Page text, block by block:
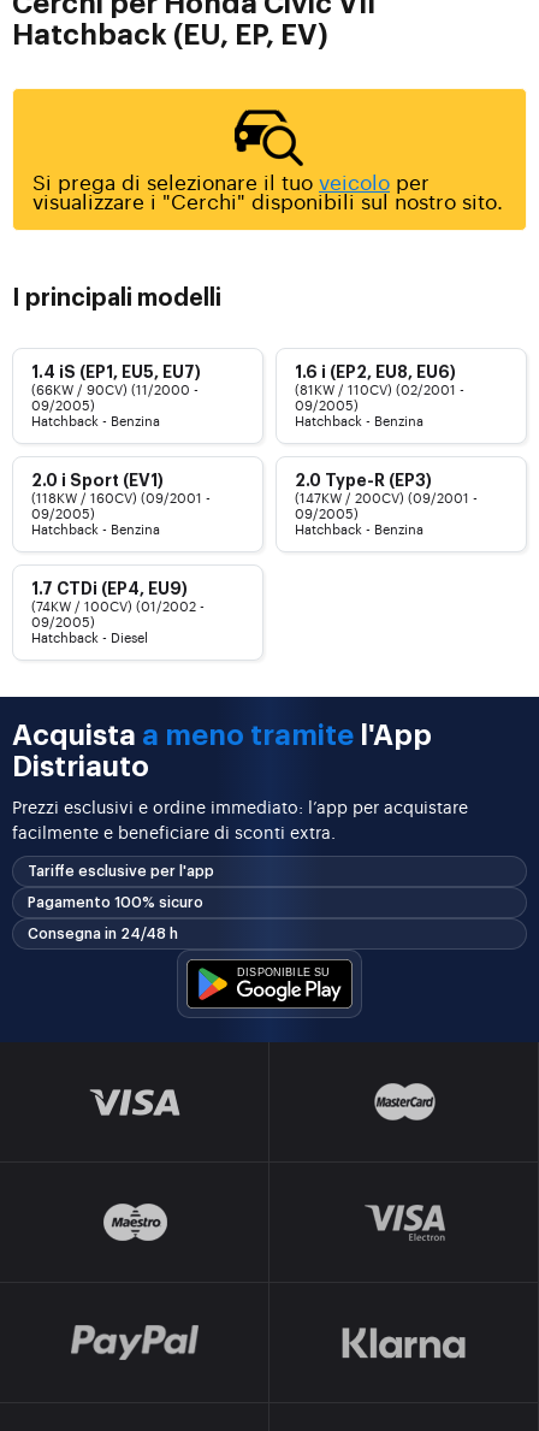
Hatchback (EU, EP, EV)
Si prega di selezionare il tuo veicolo per
visualizzare i "Cerchi" disponibili sul nostro sito.
I principali modelli
1.4 iS (EP1, EU5, EU7)
(66KW / 90CV) (11/2000 -
09/2005)
Hatchback - Benzina
1.6 i (EP2, EU8, EU6)
(81KW / 110CV) (02/2001 -
09/2005)
Hatchback - Benzina
2.0 i Sport (EV1)
(118KW / 160CV) (09/2001 -
09/2005)
Hatchback - Benzina
2.0 Type-R (EP3)
(147KW / 200CV) (09/2001 -
09/2005)
Hatchback - Benzina
1.7 CTDi (EP4, EU9)
(74KW / 100CV) (01/2002 -
09/2005)
Hatchback - Diesel
Acquista a meno tramite l'App
Distriauto
Prezzi esclusivi e ordine immediato: l’app per acquistare
facilmente e beneficiare di sconti extra.
Tariffe esclusive per l'app
Pagamento 100% sicuro
Consegna in 24/48 h